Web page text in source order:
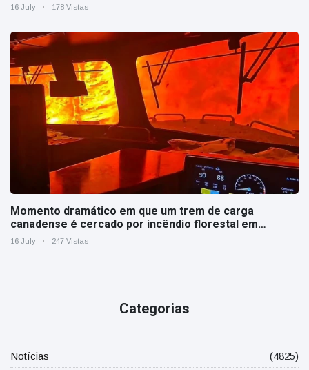
16 July 178 Vistas
Momento dramático em que um trem de carga
canadense é cercado por incêndio florestal em
Ontário
16 July 247 Vistas
Categorias
Notícias
(4825)